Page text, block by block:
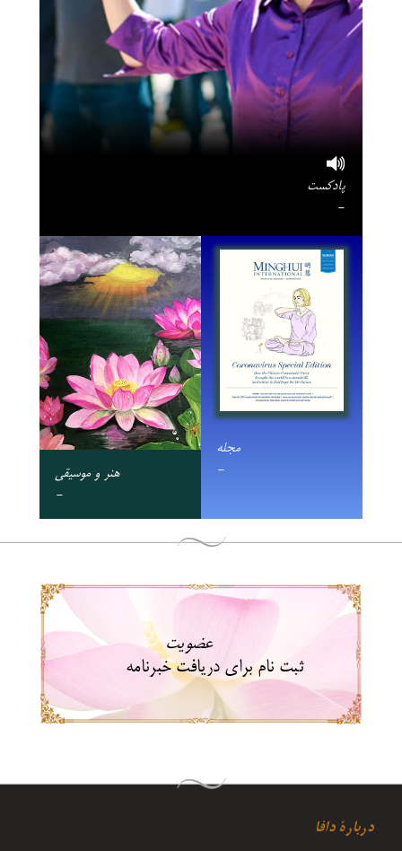
پادکست
-
مجله
- هنر و موسیقی
-
عضویت
ثبت نام برای دریافت خبرنامه
دربارۀ دافا